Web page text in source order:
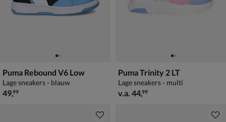
Puma Rebound V6 Low
Lage sneakers - blauw
€ 49,99
49,99
Puma Trinity 2 LT
Lage sneakers - multi
vanaf € 44,99
v.a. 44,99